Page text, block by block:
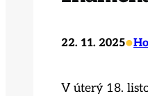
22. 11. 2025•
V úterý 18.